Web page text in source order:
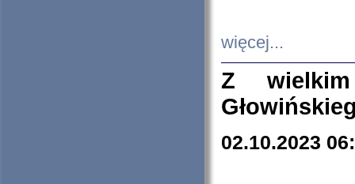
więcej...
Z
02.10.2023